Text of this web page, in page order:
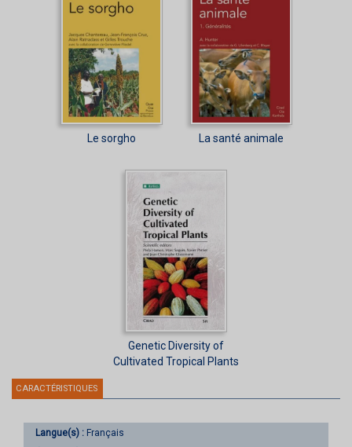
Le sorgho La santé animale
Genetic Diversity of
Cultivated Tropical Plants
CARACTÉRISTIQUES
Langue(s) : Français